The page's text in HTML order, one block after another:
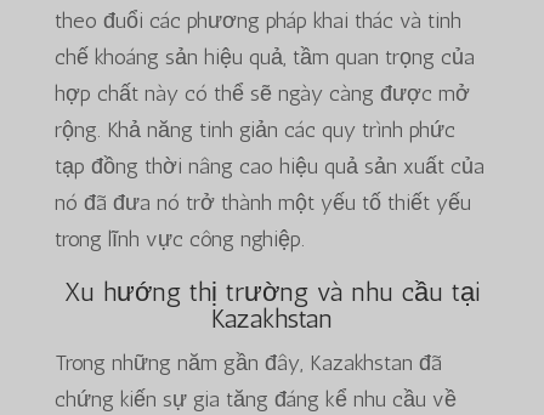
theo đuổi các phương pháp khai thác và tinh
chế khoáng sản hiệu quả, tầm quan trọng của
hợp chất này có thể sẽ ngày càng được mở
rộng. Khả năng tinh giản các quy trình phức
tạp đồng thời nâng cao hiệu quả sản xuất của
nó đã đưa nó trở thành một yếu tố thiết yếu
trong lĩnh vực công nghiệp.
Xu hướng thị trường và nhu cầu tại
Kazakhstan
Trong những năm gần đây, Kazakhstan đã
chứng kiến sự gia tăng đáng kể nhu cầu về